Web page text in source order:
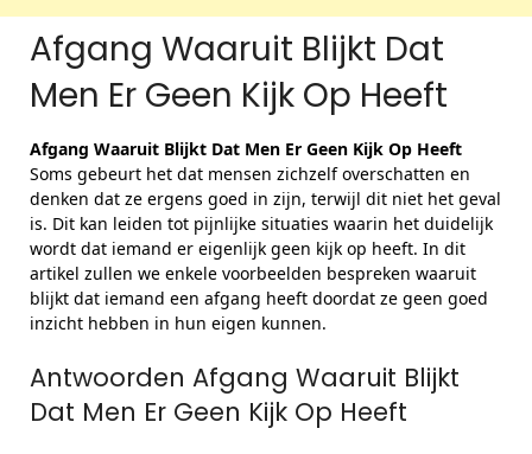
Afgang Waaruit Blijkt Dat
Men Er Geen Kijk Op Heeft
Afgang Waaruit Blijkt Dat Men Er Geen Kijk Op Heeft
Soms gebeurt het dat mensen zichzelf overschatten en
denken dat ze ergens goed in zijn, terwijl dit niet het geval
is. Dit kan leiden tot pijnlijke situaties waarin het duidelijk
wordt dat iemand er eigenlijk geen kijk op heeft. In dit
artikel zullen we enkele voorbeelden bespreken waaruit
blijkt dat iemand een afgang heeft doordat ze geen goed
inzicht hebben in hun eigen kunnen.
Antwoorden Afgang Waaruit Blijkt
Dat Men Er Geen Kijk Op Heeft